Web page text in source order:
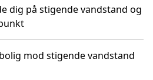
dig på stigende vandstand og
mod stigende vandstand